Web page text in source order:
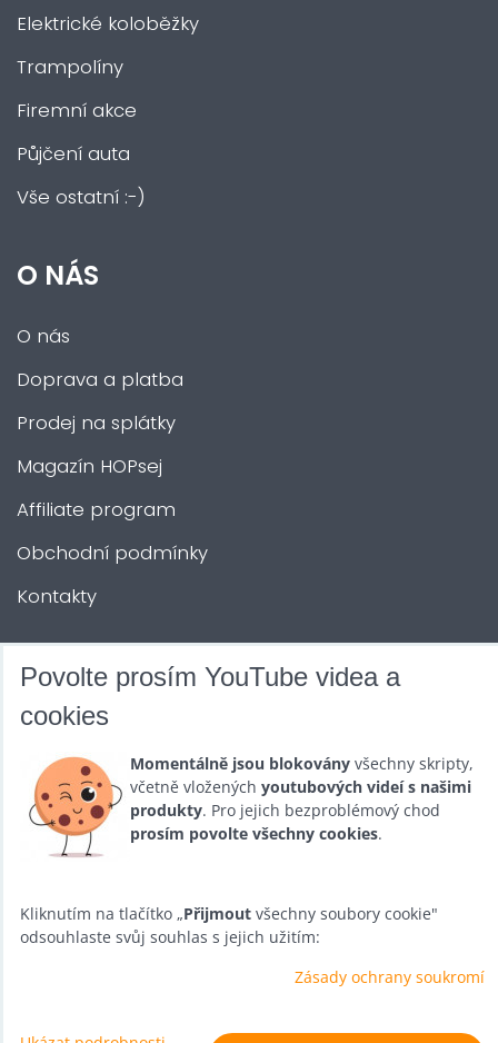
Elektrické koloběžky
Trampolíny
Firemní akce
Půjčení auta
Vše ostatní :-)
O NÁS
O nás
Doprava a platba
Prodej na splátky
Magazín HOPsej
Affiliate program
Obchodní podmínky
Kontakty
DALŠÍ SLUŽBY
Půjčovna
Promotéři
Kurzy a setkání
Velkoobchod
Nabídka práce
Povolte prosím YouTube videa a
cookies
Momentálně jsou blokovány všechny skripty,
včetně vložených youtubových videí s našimi
produkty. Pro jejich bezproblémový chod
prosím povolte všechny cookies.
Kliknutím na tlačítko „Přijmout všechny soubory cookie"
odsouhlaste svůj souhlas s jejich užitím:
Zásady ochrany soukromí